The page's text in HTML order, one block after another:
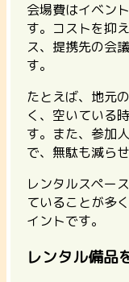
会場費はイベン
す。 コストを抑
ス、提携先の会
す。
たとえば、地元
く、空いている
す。また、参加
で、無駄も減らせ
レンタルスペー
ていることが多
イントです。
レンタル備品